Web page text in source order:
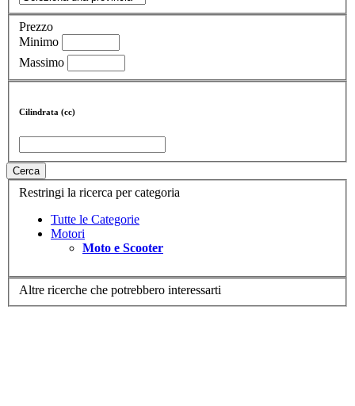
Prezzo
Minimo
Massimo
Cilindrata (cc)
Cerca
Restringi la ricerca per categoria
Tutte le Categorie
Motori
Moto e Scooter
Altre ricerche che potrebbero interessarti